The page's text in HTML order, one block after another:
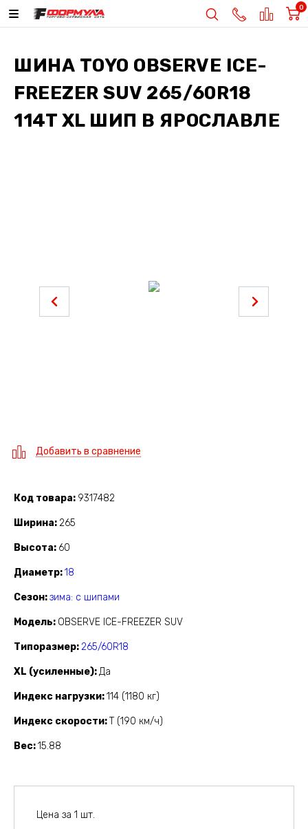
0
ШИНА TOYO OBSERVE ICE-
FREEZER SUV 265/60R18
114T XL ШИП В ЯРОСЛАВЛЕ
Добавить в сравнение
Код товара 9317482
Ширина 265
Высота 60
Диаметр 18
Сезон зима: с шипами
Модель OBSERVE ICE-FREEZER SUV
Типоразмер 265/60R18
XL (усиленные) Да
Индекс нагрузки 114 (1180 кг)
Индекс скорости T (190 км/ч)
Вес 15.88
Цена за 1 шт.